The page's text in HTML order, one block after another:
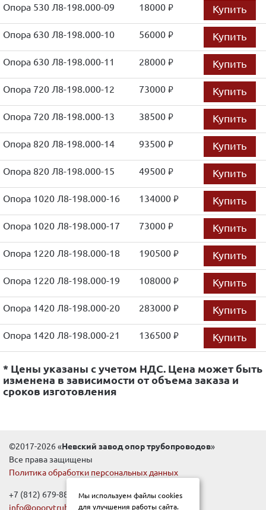
Опора 530 Л8-198.000-09 18000 руб. Купить
Опора 630 Л8-198.000-10 56000 руб. Купить
Опора 630 Л8-198.000-11 28000 руб. Купить
Опора 720 Л8-198.000-12 73000 руб. Купить
Опора 720 Л8-198.000-13 38500 руб. Купить
Опора 820 Л8-198.000-14 93500 руб. Купить
Опора 820 Л8-198.000-15 49500 руб. Купить
Опора 1020 Л8-198.000-16 134000 руб. Купить
Опора 1020 Л8-198.000-17 73000 руб. Купить
Опора 1220 Л8-198.000-18 190500 руб. Купить
Опора 1220 Л8-198.000-19 108000 руб. Купить
Опора 1420 Л8-198.000-20 283000 руб. Купить
Опора 1420 Л8-198.000-21 136500 руб. Купить
* Цены указаны с учетом НДС. Цена может быть
изменена в зависимости от объема заказа и
сроков изготовления
©2017-2026 «Невский завод опор трубопроводов»
Все права защищены
Политика обработки персональных данных
+7 (812) 679-88-99
info@oporytrub.ru
Мы используем файлы cookies
для улучшения работы сайта.